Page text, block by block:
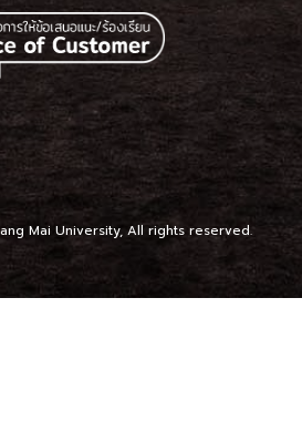
Mai University, All rights reserved.